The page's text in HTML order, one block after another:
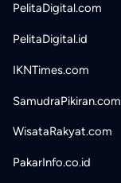
PelitaDigital.com
PelitaDigital.id
IKNTimes.com
SamudraPikiran.com
WisataRakyat.com
PakarInfo.co.id